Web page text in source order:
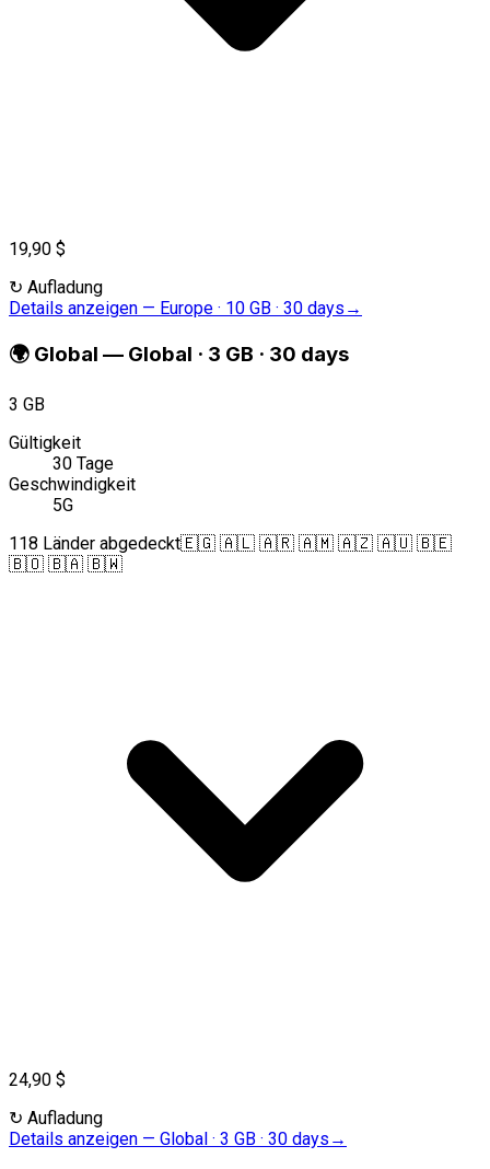
19,90 $
↻ Aufladung
Details anzeigen — Europe · 10 GB · 30 days →
🌍 Global — Global · 3 GB · 30 days
3 GB
Gültigkeit
30 Tage
Geschwindigkeit
5G
118 Länder abgedeckt🇪🇬 🇦🇱 🇦🇷 🇦🇲 🇦🇿 🇦🇺 🇧🇪
🇧🇴 🇧🇦 🇧🇼
24,90 $
↻ Aufladung
Details anzeigen — Global · 3 GB · 30 days →